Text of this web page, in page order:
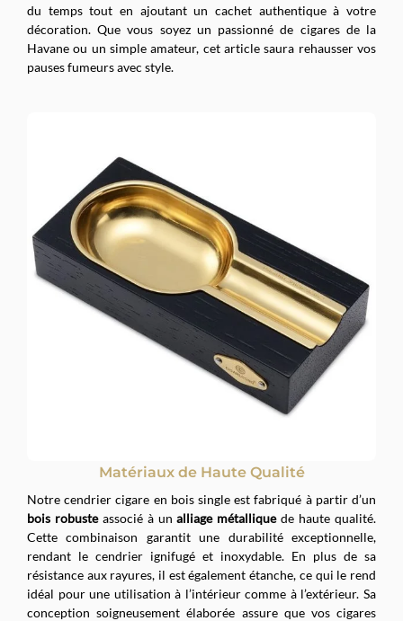
du temps tout en ajoutant un cachet authentique à votre
décoration. Que vous soyez un passionné de cigares de la
Havane ou un simple amateur, cet article saura rehausser vos
pauses fumeurs avec style.
Matériaux de Haute Qualité
Notre cendrier cigare en bois single est fabriqué à partir d’un
bois robusteassocié à unalliage métalliquede haute qualité.
Cette combinaison garantit une durabilité exceptionnelle,
rendant le cendrier ignifugé et inoxydable. En plus de sa
résistance aux rayures, il est également étanche, ce qui le rend
idéal pour une utilisation à l’intérieur comme à l’extérieur. Sa
conception soigneusement élaborée assure que vos cigares